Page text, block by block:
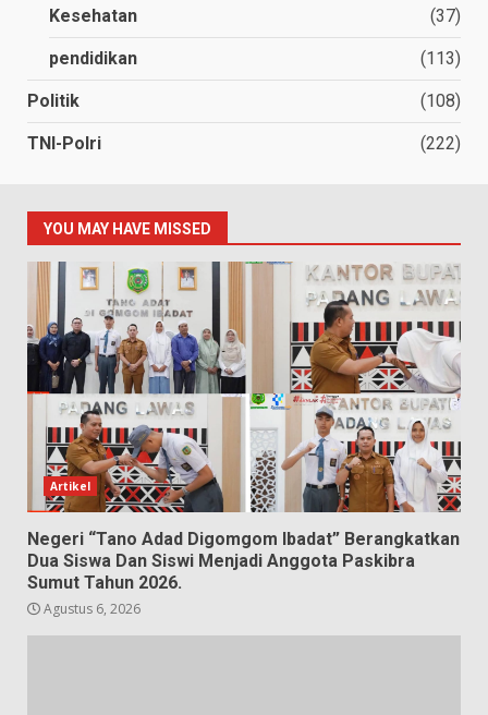
Kesehatan
(37)
pendidikan (113)
Politik (108)
TNI-Polri (222)
YOU MAY HAVE MISSED
Artikel
Negeri “Tano Adad Digomgom Ibadat” Berangkatkan
Dua Siswa Dan Siswi Menjadi Anggota Paskibra
Sumut Tahun 2026.
Agustus 6, 2026